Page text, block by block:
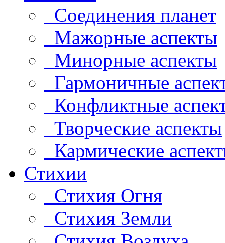
Соединения планет
Мажорные аспекты
Минорные аспекты
Гармоничные
Конфликтные
Творческие аспекты
Кармические
Стихии
Стихия Огня
Стихия Земли